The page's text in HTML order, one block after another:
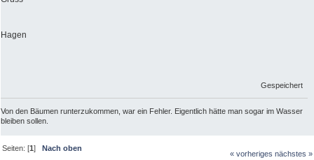
Hagen
Gespeichert
Von den Bäumen runterzukommen, war ein Fehler. Eigentlich hätte man sogar im Wasser
bleiben sollen.
Seiten: [1]Nach oben
« vorheriges nächstes »